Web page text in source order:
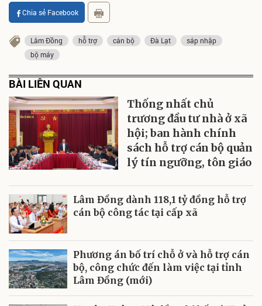
Chia sẻ Facebook
Lâm Đồng hỗ trợ cán bộ Đà Lạt
sáp nhập
bộ máy
BÀI LIÊN QUAN
Thống nhất chủ
trương đầu tư nhà ở xã
hội; ban hành chính
sách hỗ trợ cán bộ quản
lý tín ngưỡng, tôn giáo
Lâm Đồng dành 118,1 tỷ đồng hỗ trợ
cán bộ công tác tại cấp xã
Phương án bố trí chỗ ở và hỗ trợ cán
bộ, công chức đến làm việc tại tỉnh
Lâm Đồng (mới)